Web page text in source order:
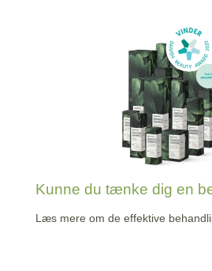
Kunne du tænke dig en
Læs mere om de effektive